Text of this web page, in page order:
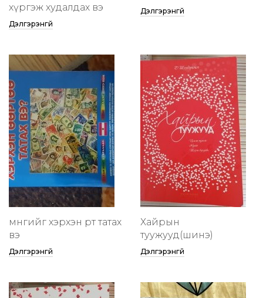
хүргэж худалдах вэ
Дэлгэрэнгүй
Дэлгэрэнгүй
мөнгийг хэрхэн өөртөө татах
вэ
Дэлгэрэнгүй
Хайрын
туужууд(шинэ)
Дэлгэрэнгүй